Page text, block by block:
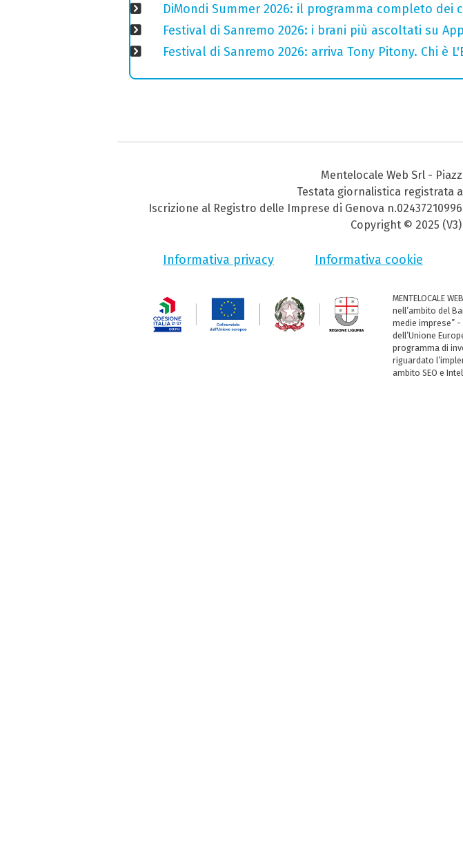
DiMondi Summer 2026: il programma completo dei
Festival di Sanremo 2026: i brani più ascoltati su
Festival di Sanremo 2026: arriva Tony Pitony. Chi è
Mentelocale Web Srl -
Testata giornalistica registrata
Iscrizione al Registro delle Imprese di Genova
Copyright © 2025
Informativa privacy Informativa cookie
MENTELOCALE
nell’ambito del
medie imprese” -
dell’Unione
programma di
riguardato
ambito SEO e